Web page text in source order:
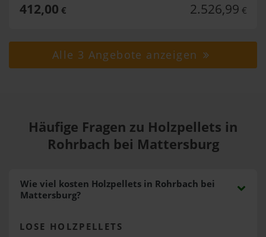
412,00 € 2.526,99 €
Alle 3 Angebote anzeigen
Häufige Fragen zu Holzpellets in
Rohrbach bei Mattersburg
Wie viel kosten Holzpellets in Rohrbach bei
Mattersburg?
LOSE HOLZPELLETS